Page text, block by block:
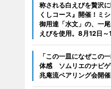
称される白えびを贅沢
くしコース』開催！ミ
御用達「水文」の、一
えびを使用。8月12日
「この一皿になぜこの
体感 ソムリエのナビゲ
兆庵流ペアリング会開催